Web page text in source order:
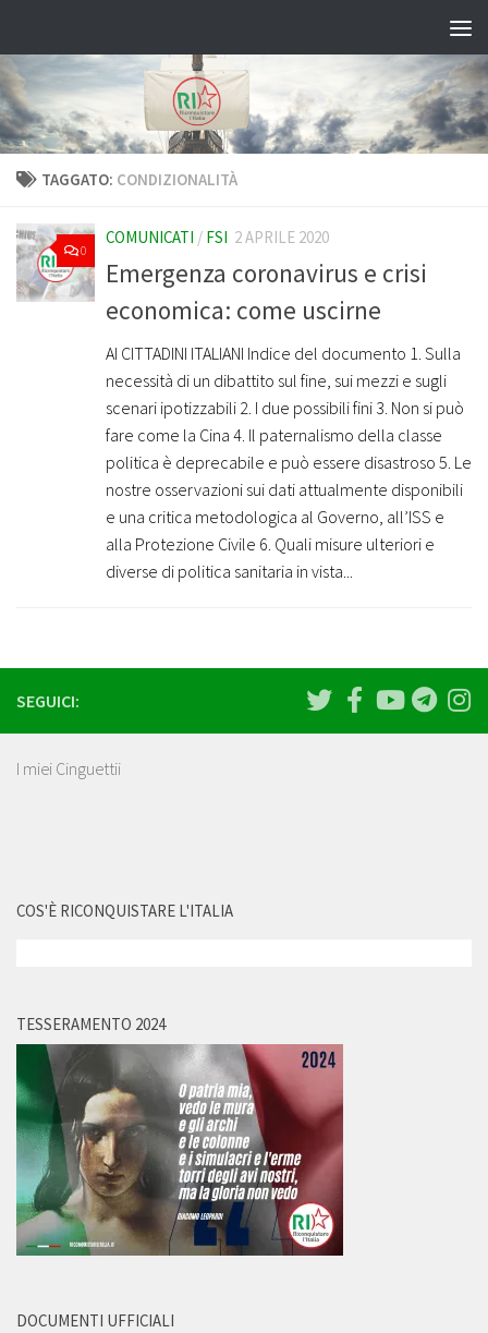
TAGGATO: CONDIZIONALITÀ
0
COMUNICATI / FSI 2 APRILE 2020
Emergenza coronavirus e crisi
economica: come uscirne
AI CITTADINI ITALIANI Indice del documento 1. Sulla
necessità di un dibattito sul fine, sui mezzi e sugli
scenari ipotizzabili 2. I due possibili fini 3. Non si può
fare come la Cina 4. Il paternalismo della classe
politica è deprecabile e può essere disastroso 5. Le
nostre osservazioni sui dati attualmente disponibili
e una critica metodologica al Governo, all’ISS e
alla Protezione Civile 6. Quali misure ulteriori e
diverse di politica sanitaria in vista...
SEGUICI:
I miei Cinguettii
COS'È RICONQUISTARE L'ITALIA
TESSERAMENTO 2024
DOCUMENTI UFFICIALI